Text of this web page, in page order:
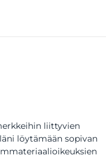
liittyvien
löytämään sopivan